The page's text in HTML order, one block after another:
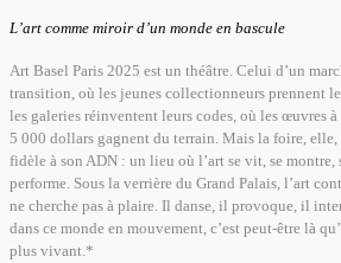
L’art comme miroir d’un monde en bascule
Art Basel Paris 2025 est un théâtre. Celui d’un
transition, où les jeunes collectionneurs prennent
les galeries réinventent leurs codes, où les œuvres
5 000 dollars gagnent du terrain. Mais la foire, elle,
fidèle à son ADN : un lieu où l’art se vit, se montre,
performe. Sous la verrière du Grand Palais, l’art
ne cherche pas à plaire. Il danse, il provoque, il
dans ce monde en mouvement, c’est peut-être là
plus vivant.*